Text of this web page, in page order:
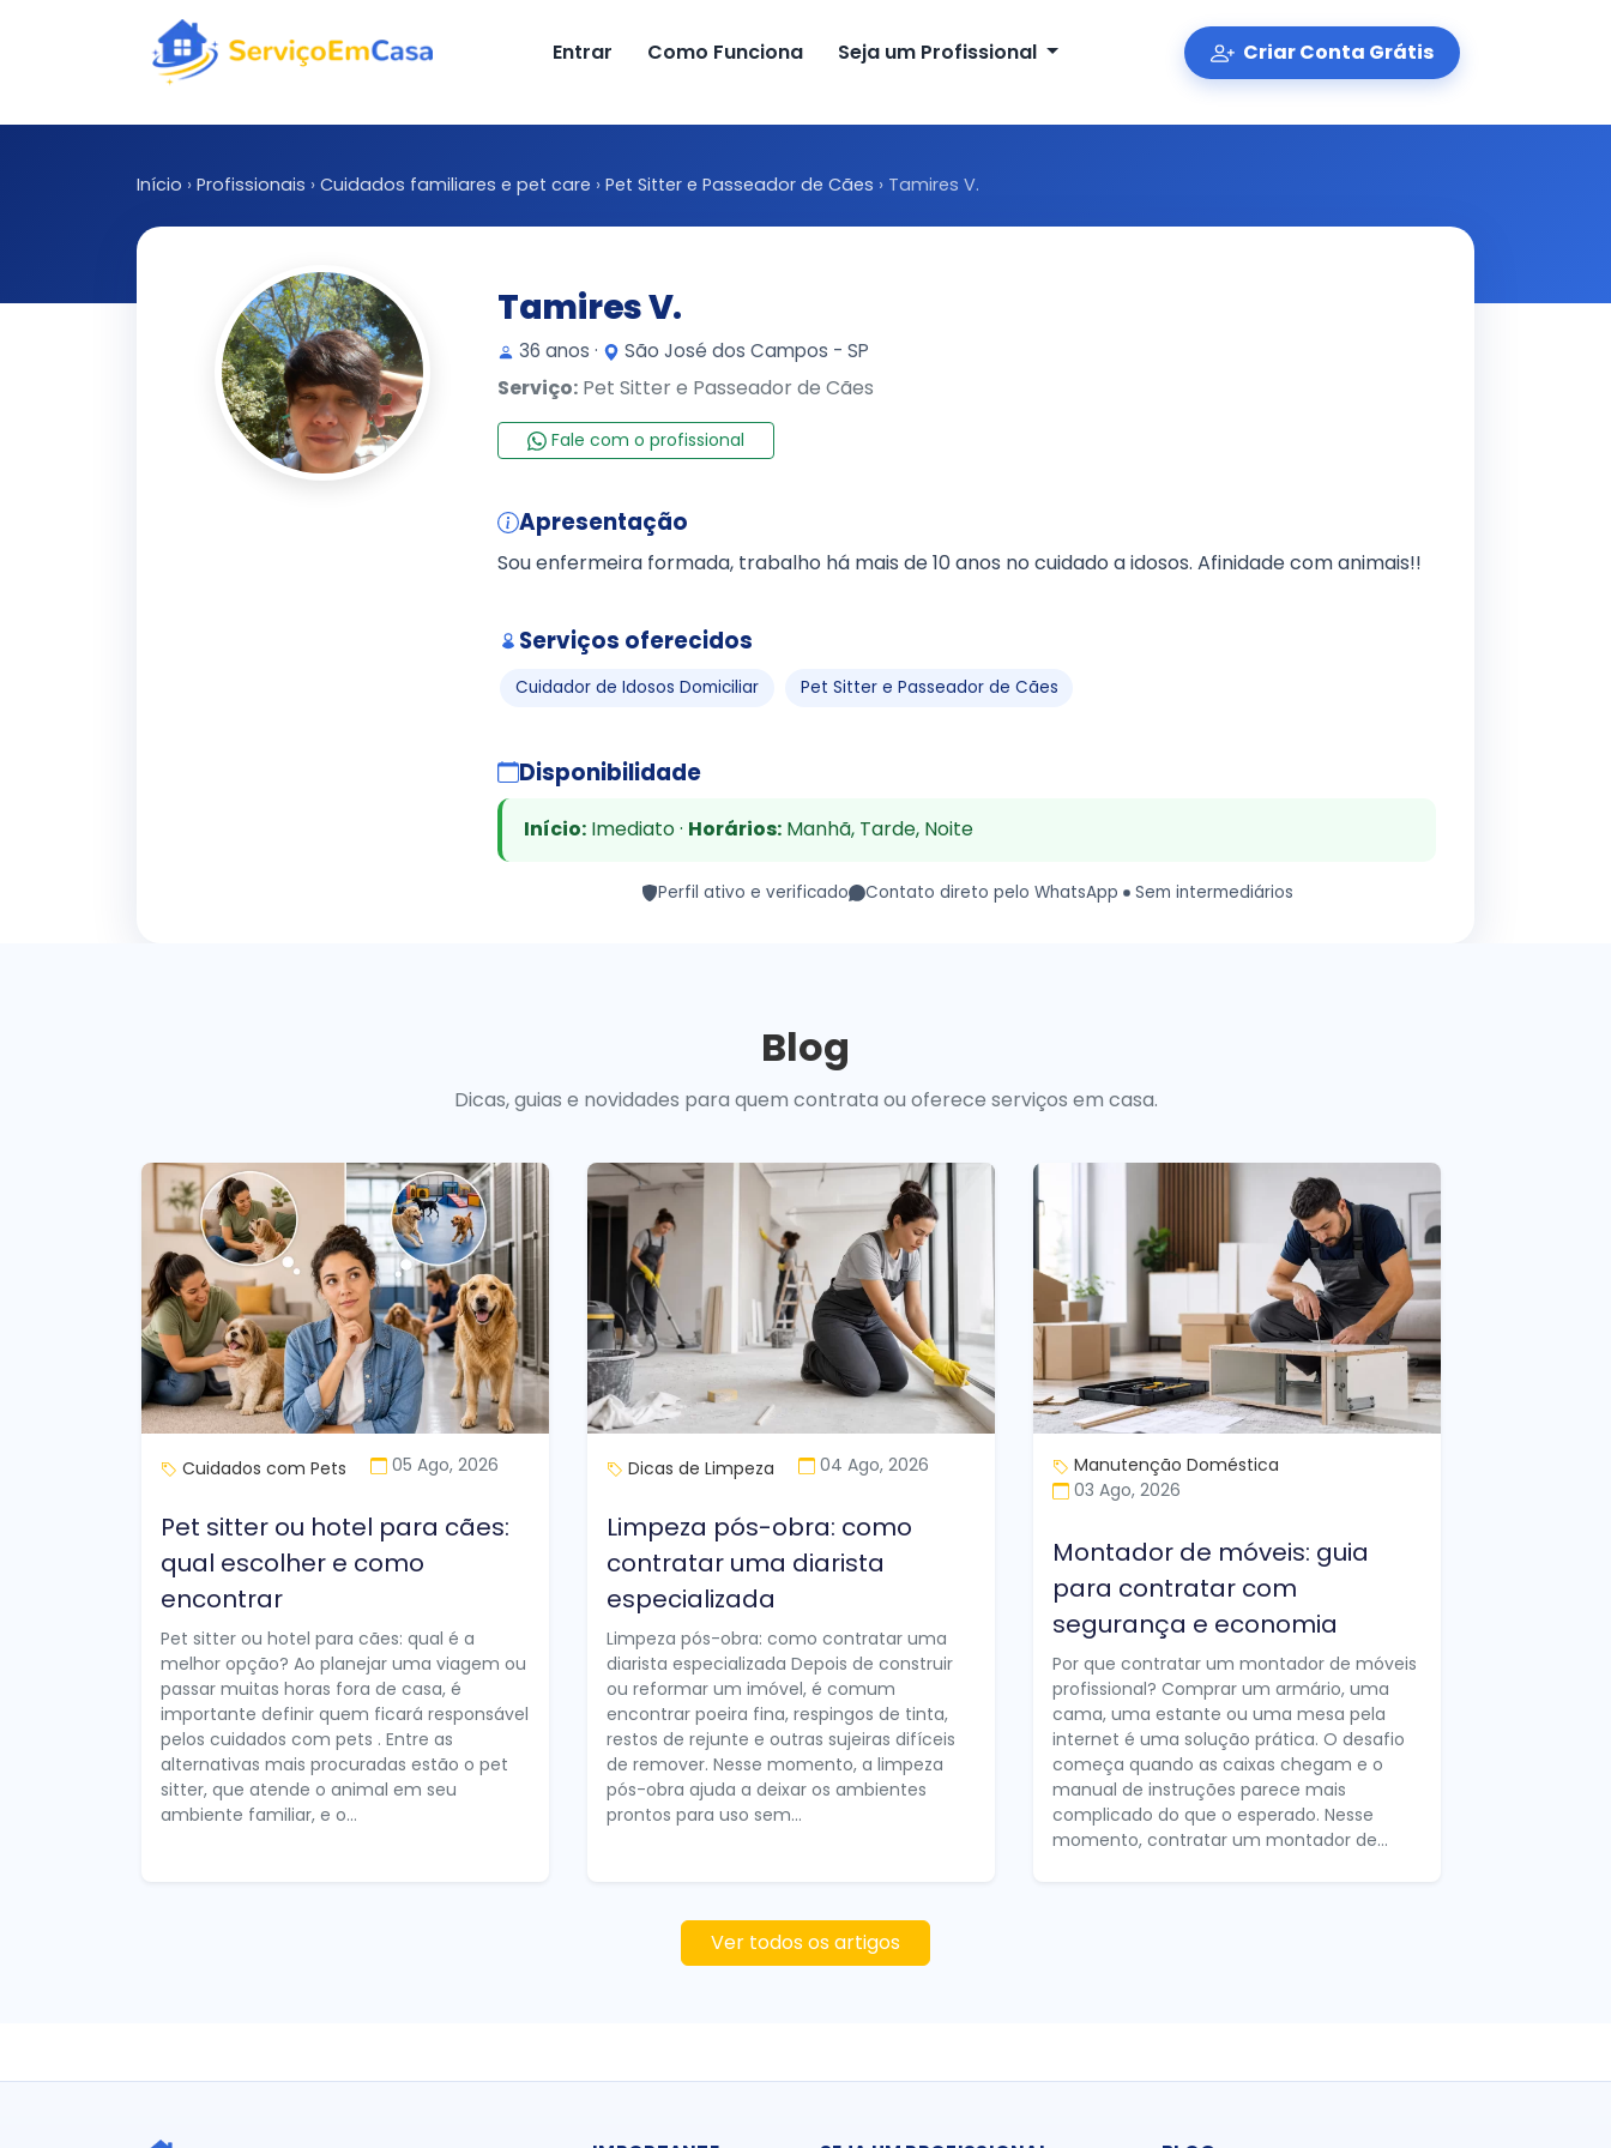
Entrar Como Funciona Seja um Profissional Criar Conta Grátis
Início › Profissionais › Cuidados familiares e pet care › Pet Sitter e Passeador de Cães › Tamires V.
Tamires V.
36 anos · São José dos Campos - SP
Serviço: Pet Sitter e Passeador de Cães
Fale com o profissional
Apresentação
Sou enfermeira formada, trabalho há mais de 10 anos no cuidado a idosos. Afinidade com animais!!
Serviços oferecidos
Cuidador de Idosos Domiciliar Pet Sitter e Passeador de Cães
Disponibilidade
Início:Imediato · Horários:Manhã, Tarde, Noite
Perfil ativo e verificado Contato direto pelo WhatsApp Sem intermediários
Blog
Dicas, guias e novidades para quem contrata ou oferece serviços em casa.
Cuidados com Pets 05 Ago, 2026
Pet sitter ou hotel para cães:
qual escolher e como
encontrar
Pet sitter ou hotel para cães: qual é a
melhor opção? Ao planejar uma viagem ou
passar muitas horas fora de casa, é
importante definir quem ficará responsável
pelos cuidados com pets . Entre as
alternativas mais procuradas estão o pet
sitter, que atende o animal em seu
ambiente familiar, e o...
Dicas de Limpeza 04 Ago, 2026
Limpeza pós-obra: como
contratar uma diarista
especializada
Limpeza pós-obra: como contratar uma
diarista especializada Depois de construir
ou reformar um imóvel, é comum
encontrar poeira fina, respingos de tinta,
restos de rejunte e outras sujeiras difíceis
de remover. Nesse momento, a limpeza
pós-obra ajuda a deixar os ambientes
prontos para uso sem...
Manutenção Doméstica
03 Ago, 2026
Montador de móveis: guia
para contratar com
segurança e economia
Por que contratar um montador de móveis
profissional? Comprar um armário, uma
cama, uma estante ou uma mesa pela
internet é uma solução prática. O desafio
começa quando as caixas chegam e o
manual de instruções parece mais
complicado do que o esperado. Nesse
momento, contratar um montador de...
Ver todos os artigos